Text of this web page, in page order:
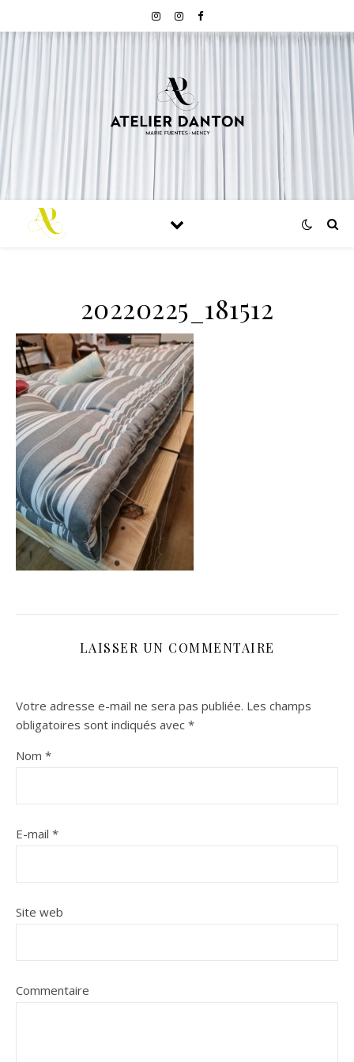
20220225_181512
LAISSER UN COMMENTAIRE
Votre adresse e-mail ne sera pas publiée. Les champs
obligatoires sont indiqués avec *
Nom *
E-mail *
Site web
Commentaire